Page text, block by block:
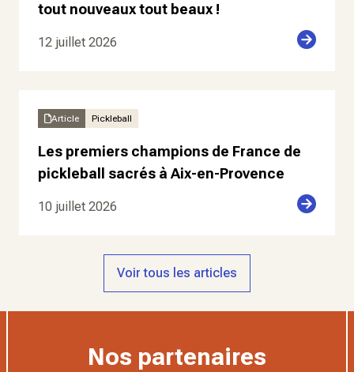
tout nouveaux tout beaux !
12 juillet 2026
Article Pickleball
Les premiers champions de France de
pickleball sacrés à Aix-en-Provence
10 juillet 2026
Voir tous les articles
Nos partenaires